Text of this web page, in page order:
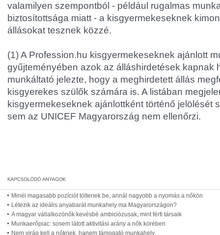
valamilyen szempontból - például rugalmas
biztosítottsága miatt - a kisgyermekeseknek
állásokat tesznek közzé.
(1) A Profession.hu kisgyermekeseknek ajánlott
gyűjteményében azok az álláshirdetések kapnak
munkáltató jelezte, hogy a meghirdetett állás
kisgyerekes szülők számára is. A listában
kisgyermekeseknek ajánlottként történő jelölését
sem az UNICEF Magyarország nem ellenőrzi.
Minél magasabb pozíciót töltenek be, annál nagyobb a nyomás a nőkön
Létezik az ideális anyabarát munkahely ma Magyarországon?
A magyar vállalkozónők kevésbé ambiciózusak, mint férfi társaik
Munkaerőpiac: sosem látott aktivitási arány a nők körében
Nem virág kell a nőknek, hanem támogató munkahely